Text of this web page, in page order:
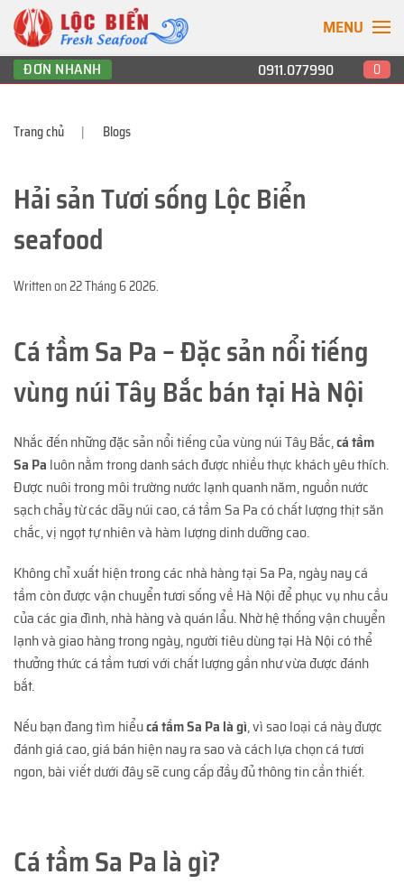
MENU
ĐƠN NHANH 0911.077990 0
Trang chủ Blogs
Hải sản Tươi sống Lộc Biển
seafood
Written on22 Tháng 6 2026.
Cá tầm Sa Pa – Đặc sản nổi tiếng
vùng núi Tây Bắc bán tại Hà Nội
Nhắc đến những đặc sản nổi tiếng của vùng núi Tây Bắc,cá tầm
Sa Pa luôn nằm trong danh sách được nhiều thực khách yêu thích.
Được nuôi trong môi trường nước lạnh quanh năm, nguồn nước
sạch chảy từ các dãy núi cao, cá tầm Sa Pa có chất lượng thịt săn
chắc, vị ngọt tự nhiên và hàm lượng dinh dưỡng cao.
Không chỉ xuất hiện trong các nhà hàng tại Sa Pa, ngày nay cá
tầm còn được vận chuyển tươi sống về Hà Nội để phục vụ nhu cầu
của các gia đình, nhà hàng và quán lẩu. Nhờ hệ thống vận chuyển
lạnh và giao hàng trong ngày, người tiêu dùng tại Hà Nội có thể
thưởng thức cá tầm tươi với chất lượng gần như vừa được đánh
bắt.
Nếu bạn đang tìm hiểucá tầm Sa Pa là gì, vì sao loại cá này được
đánh giá cao, giá bán hiện nay ra sao và cách lựa chọn cá tươi
ngon, bài viết dưới đây sẽ cung cấp đầy đủ thông tin cần thiết.
Cá tầm Sa Pa là gì?